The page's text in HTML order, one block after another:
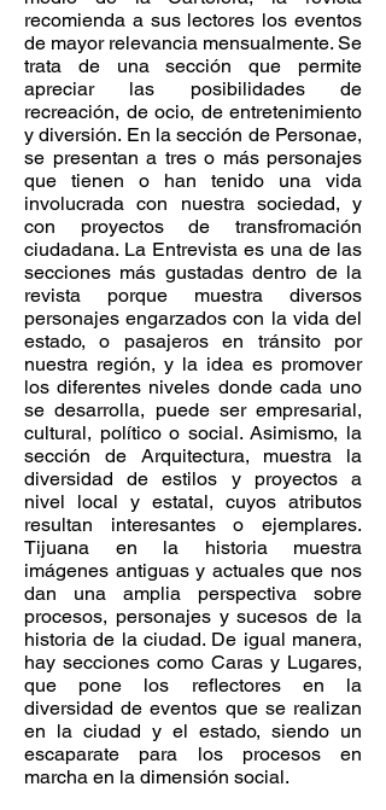
recomienda a sus lectores los eventos
de mayor relevancia mensualmente. Se
trata de una sección que permite
apreciar las posibilidades de
recreación, de ocio, de entretenimiento
y diversión. En la sección de Personae,
se presentan a tres o más personajes
que tienen o han tenido una vida
involucrada con nuestra sociedad, y
con proyectos de transfromación
ciudadana. La Entrevista es una de las
secciones más gustadas dentro de la
revista porque muestra diversos
personajes engarzados con la vida del
estado, o pasajeros en tránsito por
nuestra región, y la idea es promover
los diferentes niveles donde cada uno
se desarrolla, puede ser empresarial,
cultural, político o social. Asimismo, la
sección de Arquitectura, muestra la
diversidad de estilos y proyectos a
nivel local y estatal, cuyos atributos
resultan interesantes o ejemplares.
Tijuana en la historia muestra
imágenes antiguas y actuales que nos
dan una amplia perspectiva sobre
procesos, personajes y sucesos de la
historia de la ciudad. De igual manera,
hay secciones como Caras y Lugares,
que pone los reflectores en la
diversidad de eventos que se realizan
en la ciudad y el estado, siendo un
escaparate para los procesos en
marcha en la dimensión social.